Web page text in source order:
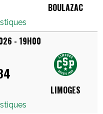
BOULAZAC
- 19H00
LIMOGES